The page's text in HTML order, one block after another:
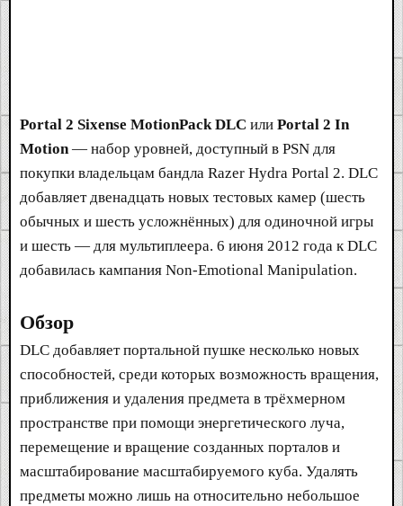
Portal 2 Sixense MotionPack DLC или Portal 2 In
Motion— набор уровней, доступный в PSN для
покупки владельцам бандла Razer Hydra Portal 2. DLC
добавляет двенадцать новых тестовых камер (шесть
обычных и шесть усложнённых) для одиночной игры
и шесть — для мультиплеера. 6 июня 2012 года к DLC
добавилась кампания Non-Emotional Manipulation.
Обзор
DLC добавляет портальной пушке несколько новых
способностей, среди которых возможность вращения,
приближения и удаления предмета в трёхмерном
пространстве при помощи энергетического луча,
перемещение и вращение созданных порталов и
масштабирование масштабируемого куба. Удалять
предметы можно лишь на относительно небольшое